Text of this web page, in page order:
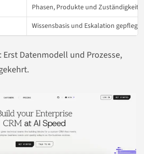
Phasen, Produkte und
Wissensbasis und Eskalation gepflegt
Erst Datenmodell und Prozesse,